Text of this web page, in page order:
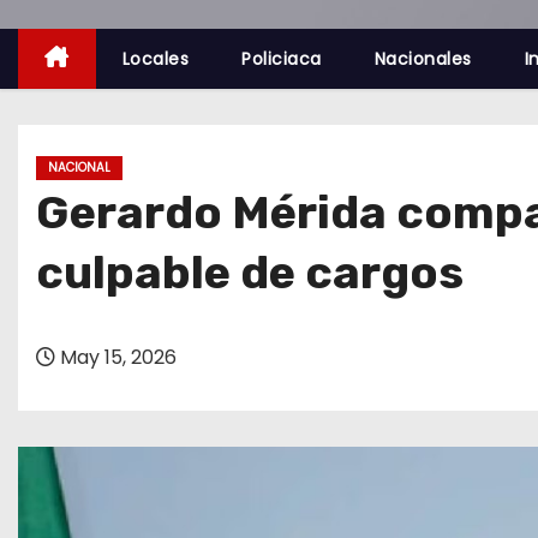
Locales Policiaca Nacionales
NACIONAL
Gerardo Mérida
culpable de cargos
May 15, 2026